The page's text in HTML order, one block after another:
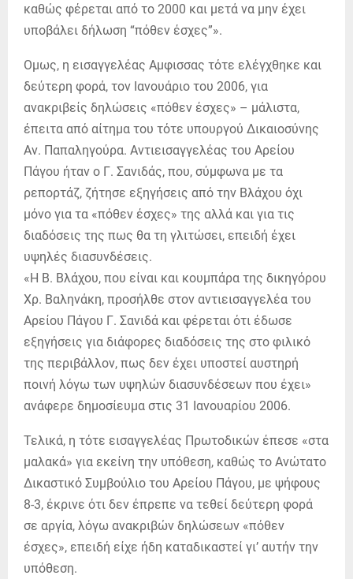
καθώς φέρεται από το 2000 και μετά να μην έχει
υποβάλει δήλωση “πόθεν έσχες”».
Ομως, η εισαγγελέας Αμφισσας τότε ελέγχθηκε και
δεύτερη φορά, τον Ιανουάριο του 2006, για
ανακριβείς δηλώσεις «πόθεν έσχες» – μάλιστα,
έπειτα από αίτημα του τότε υπουργού Δικαιοσύνης
Αν. Παπαληγούρα. Αντιεισαγγελέας του Αρείου
Πάγου ήταν ο Γ. Σανιδάς, που, σύμφωνα με τα
ρεπορτάζ, ζήτησε εξηγήσεις από την Βλάχου όχι
μόνο για τα «πόθεν έσχες» της αλλά και για τις
διαδόσεις της πως θα τη γλιτώσει, επειδή έχει
υψηλές διασυνδέσεις.
«Η Β. Βλάχου, που είναι και κουμπάρα της δικηγόρου
Χρ. Βαληνάκη, προσήλθε στον αντιεισαγγελέα του
Αρείου Πάγου Γ. Σανιδά και φέρεται ότι έδωσε
εξηγήσεις για διάφορες διαδόσεις της στο φιλικό
της περιβάλλον, πως δεν έχει υποστεί αυστηρή
ποινή λόγω των υψηλών διασυνδέσεων που έχει»
ανάφερε δημοσίευμα στις 31 Ιανουαρίου 2006.
Τελικά, η τότε εισαγγελέας Πρωτοδικών έπεσε «στα
μαλακά» για εκείνη την υπόθεση, καθώς το Ανώτατο
Δικαστικό Συμβούλιο του Αρείου Πάγου, με ψήφους
8-3, έκρινε ότι δεν έπρεπε να τεθεί δεύτερη φορά
σε αργία, λόγω ανακριβών δηλώσεων «πόθεν
έσχες», επειδή είχε ήδη καταδικαστεί γι’ αυτήν την
υπόθεση.